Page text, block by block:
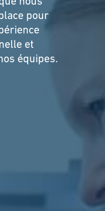
fonction de cette page
Lorsque nous
dans ce domaine,
pour
et
équipes.